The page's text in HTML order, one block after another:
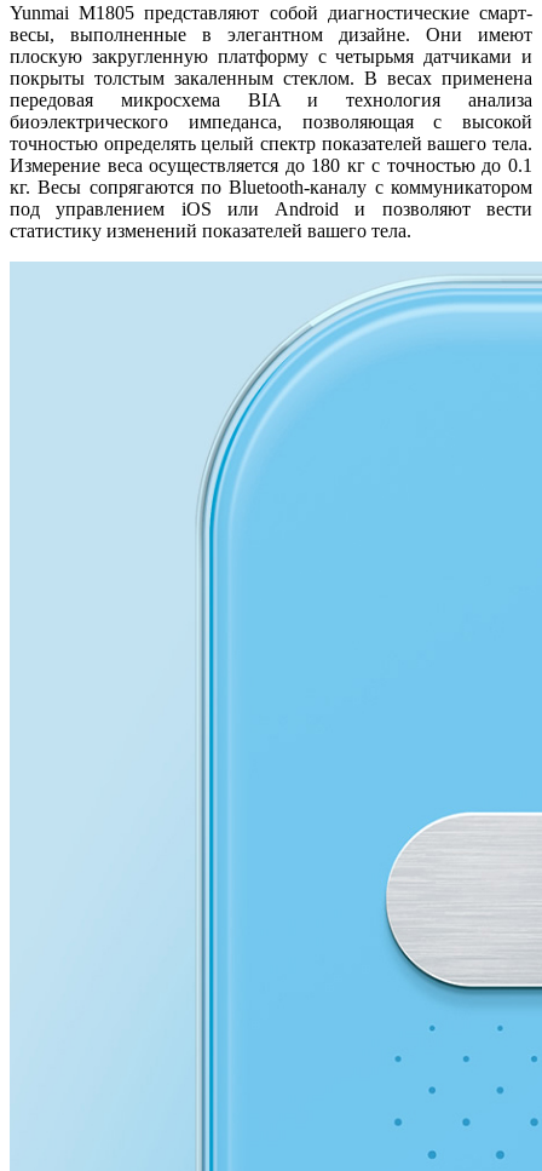
Yunmai М1805 представляют собой диагностические смарт-
весы, выполненные в элегантном дизайне. Они имеют
плоскую закругленную платформу с четырьмя датчиками и
покрыты толстым закаленным стеклом. В весах применена
передовая микросхема BIA и технология анализа
биоэлектрического импеданса, позволяющая с высокой
точностью определять целый спектр показателей вашего тела.
Измерение веса осуществляется до 180 кг с точностью до 0.1
кг. Весы сопрягаются по Bluetooth-каналу с коммуникатором
под управлением iOS или Android и позволяют вести
статистику изменений показателей вашего тела.